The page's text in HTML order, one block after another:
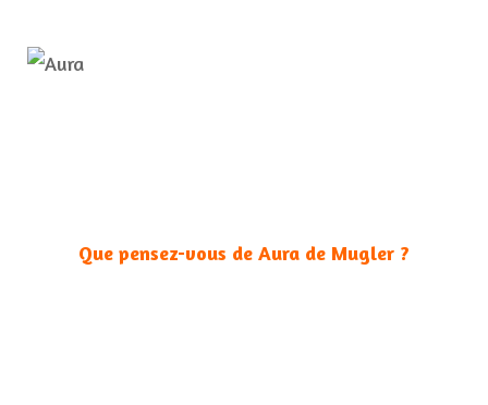
Que pensez-vous de Aura de Mugler ?